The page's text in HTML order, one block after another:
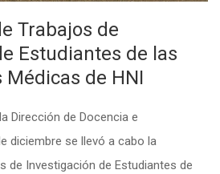
Trabajos de
Estudiantes de las
Médicas de HNI
Dirección de Docencia e
diciembre se llevó a cabo la
de Investigación de Estudiantes de